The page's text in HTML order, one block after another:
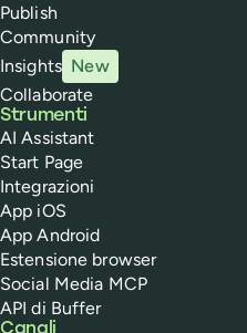
Publish
Community
Insights New
Collaborate
Strumenti
AI Assistant
Start Page
Integrazioni
App iOS
App Android
Estensione browser
Social Media MCP
API di Buffer
Canali